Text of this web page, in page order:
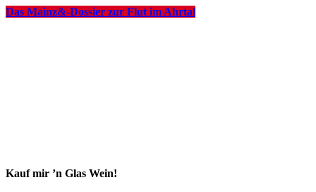
Das Mainz&-Dossier zur Flut im Ahrtal
Kauf mir ’n Glas Wein!